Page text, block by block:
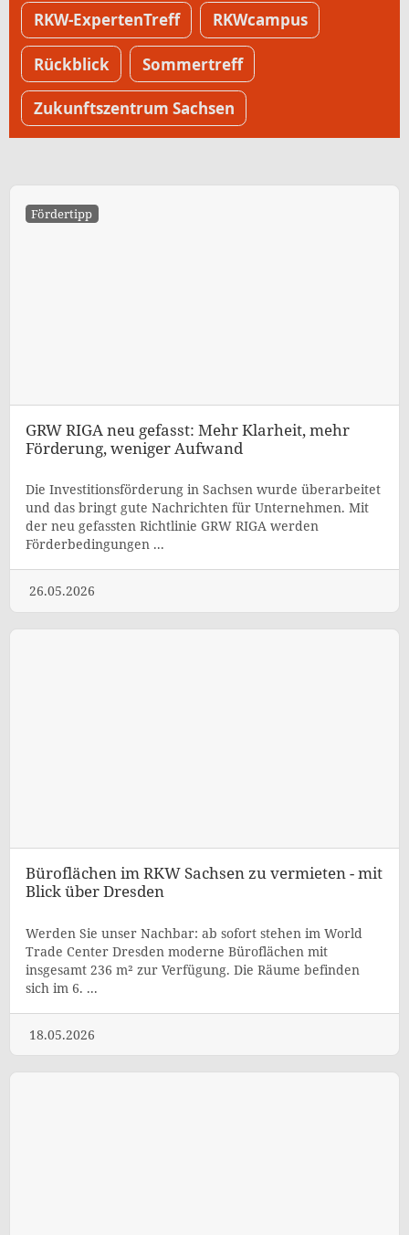
RKW-ExpertenTreff RKWcampus
Rückblick Sommertreff
Zukunftszentrum Sachsen
Fördertipp
GRW RIGA neu gefasst: Mehr Klarheit, mehr
Förderung, weniger Aufwand
Die Investitionsförderung in Sachsen wurde überarbeitet
und das bringt gute Nachrichten für Unternehmen. Mit
der neu gefassten Richtlinie GRW RIGA werden
Förderbedingungen ...
26.05.2026
Büroflächen im RKW Sachsen zu vermieten - mit
Blick über Dresden
Werden Sie unser Nachbar: ab sofort stehen im World
Trade Center Dresden moderne Büroflächen mit
insgesamt 236 m² zur Verfügung. Die Räume befinden
sich im 6. ...
18.05.2026